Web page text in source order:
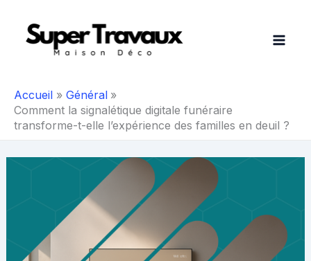
contenu
Accueil
Général
Comment la signalétique digitale funéraire
transforme-t-elle l’expérience des familles en deuil ?